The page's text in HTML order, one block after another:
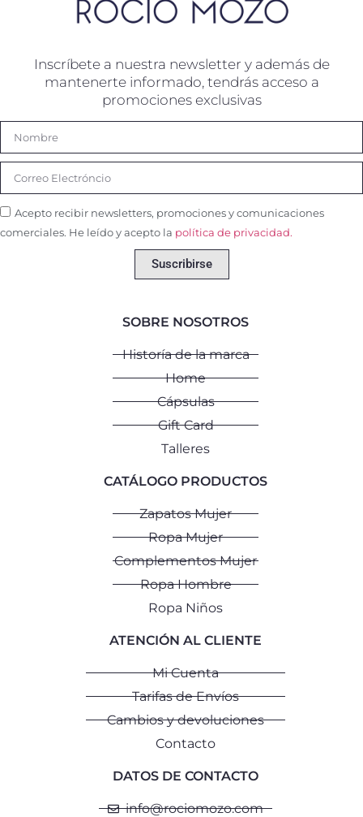
Inscríbete a nuestra newsletter y además de
mantenerte informado, tendrás acceso a
promociones exclusivas
Acepto recibir newsletters, promociones y comunicaciones
comerciales. He leído y acepto la política de privacidad.
Suscribirse
SOBRE NOSOTROS
Historía de la marca
Home
Cápsulas
Gift Card
Talleres
CATÁLOGO PRODUCTOS
Zapatos Mujer
Ropa Mujer
Complementos Mujer
Ropa Hombre
Ropa Niños
ATENCIÓN AL CLIENTE
Mi Cuenta
Tarifas de Envíos
Cambios y devoluciones
Contacto
DATOS DE CONTACTO
info@rociomozo.com